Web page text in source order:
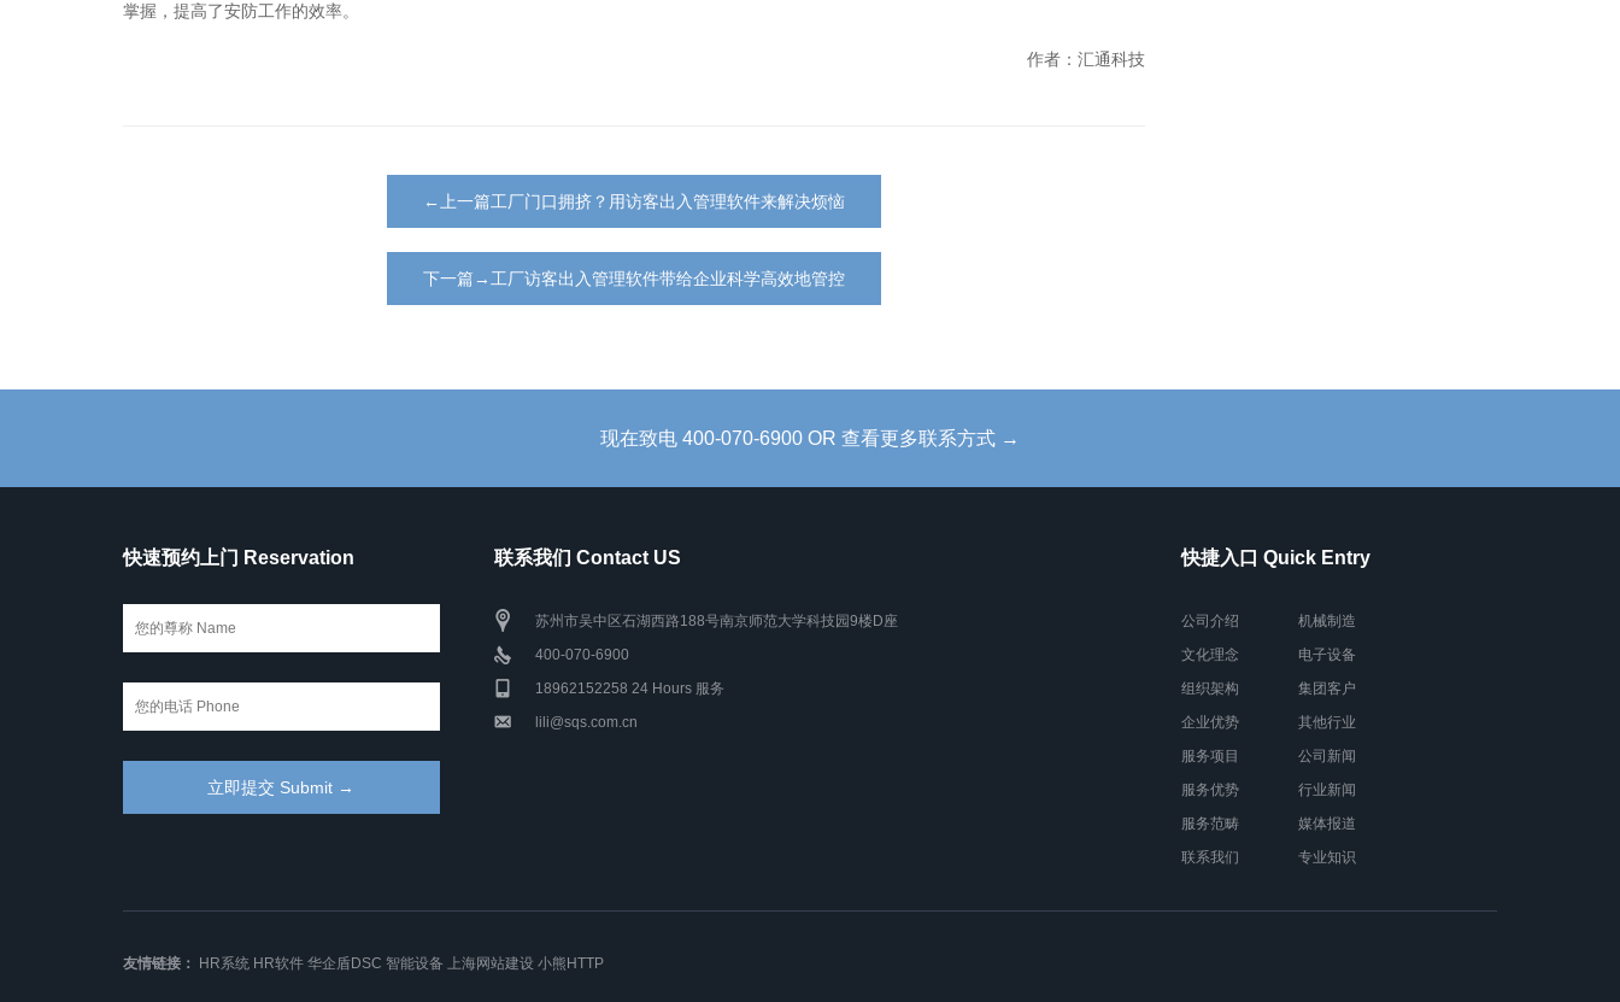
掌握，提高了安防工作的效率。
作者：汇通科技
←上一篇工厂门口拥挤？用访客出入管理软件来解决烦恼
下一篇→工厂访客出入管理软件带给企业科学高效地管控
现在致电 400-070-6900 OR 查看更多联系方式 →
快速预约上门 Reservation 联系我们 Contact US
苏州市吴中区石湖西路188号南京师范大学科技园9楼D座
400-070-6900
18962152258 24 Hours 服务
lili@sqs.com.cn
快捷入口 Quick Entry
公司介绍
文化理念
组织架构
企业优势
服务项目
服务优势
服务范畴
联系我们
机械制造
电子设备
集团客户
其他行业
公司新闻
行业新闻
媒体报道
专业知识
友情链接： HR系统 HR软件 华企盾DSC 智能设备 上海网站建设 小熊HTTP